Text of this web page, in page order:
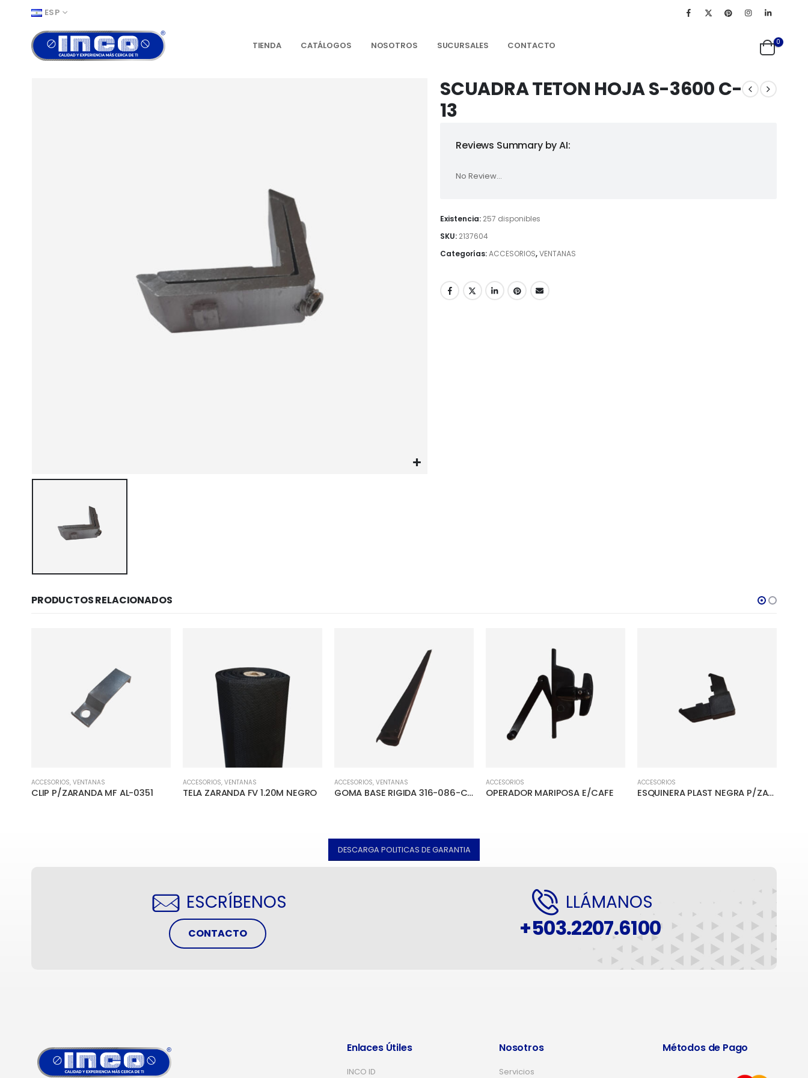
ESP
TIENDA CATÁLOGOS NOSOTROS SUCURSALES CONTACTO 0
SCUADRA TETON HOJA S-3600 C-
13
Reviews Summary by AI:
No Review...
Existencia: 257 disponibles
SKU: 2137604
Categorías:ACCESORIOS,VENTANAS
PRODUCTOS RELACIONADOS
ACCESORIOS, VENTANAS
CLIP P/ZARANDA MF AL-0351
ACCESORIOS, VENTANAS
TELA ZARANDA FV 1.20M NEGRO
ACCESORIOS, VENTANAS
GOMA BASE RIGIDA 316-086-CL C-15
ACCESORIOS
OPERADOR MARIPOSA E/CAFE
ACCESORIOS
ESQUINERA PLAST NEGRA P/ZARANDA
DESCARGA POLITICAS DE GARANTIA
ESCRÍBENOS
CONTACTO
LLÁMANOS
+503.2207.6100
Enlaces Útiles
INCO ID
Nosotros
Servicios
Métodos de Pago